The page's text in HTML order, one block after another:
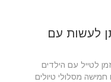
לעשות עם
לטייל עם הילדים
מסלולי טיולים